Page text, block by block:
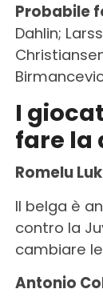
Probabile
Dahlin;
I
fare la
Romelu
Il belga è
contro la
cambiare
Antonio